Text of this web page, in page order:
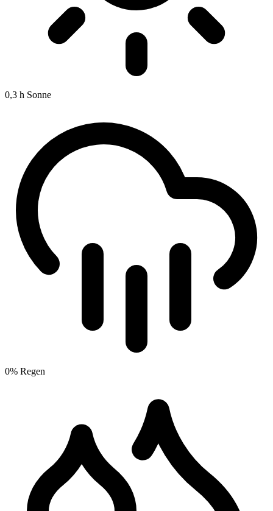
0,3 h Sonne
0% Regen